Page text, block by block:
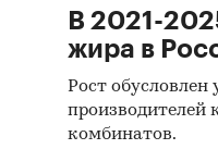
В 2021-
жира в
Рост обусловлен
комбинатов.